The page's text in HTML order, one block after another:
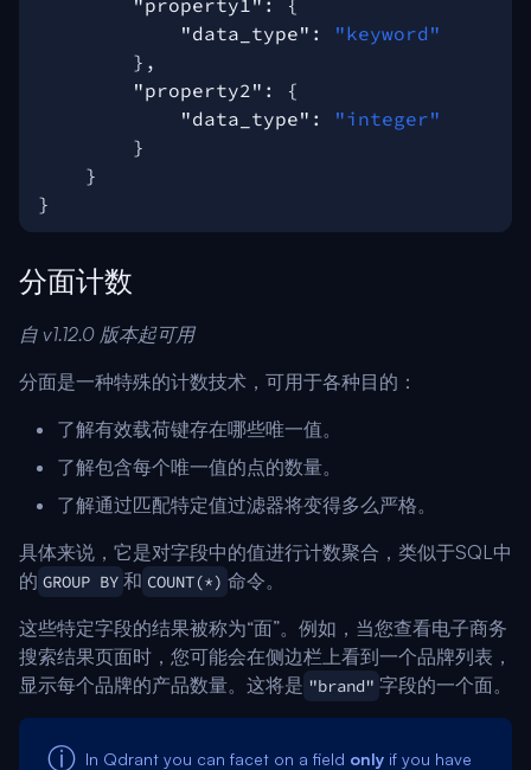
"property1" :
{
"data_type" :
"keyword"
},
"property2" :
{
"data_type" :
"integer"
}
}
}
分面计数
自 v1.12.0 版本起可用
分面是一种特殊的计数技术，可用于各种目的：
了解有效载荷键存在哪些唯一值。
了解包含每个唯一值的点的数量。
了解通过匹配特定值过滤器将变得多么严格。
具体来说，它是对字段中的值进行计数聚合，类似于SQL中
的 GROUP BY 和 COUNT(*) 命令。
这些特定字段的结果被称为“面”。例如，当您查看电子商务
搜索结果页面时，您可能会在侧边栏上看到一个品牌列表，
显示每个品牌的产品数量。这将是 "brand" 字段的一个面。
In Qdrant you can facet on a field only if you have